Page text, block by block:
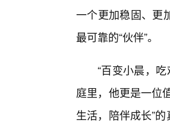
一个更加稳固、更
最可靠的“伙伴”。
“百变小晨，
庭里，他更是一位
生活，陪伴成长”